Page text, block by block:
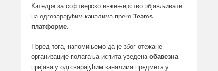
Катедре за софтверско инжењерство објављивати
на одговарајућим каналима преко Teams
платформе.
Поред тога, напомињемо да је због отежане
организације полагања испита уведена обавезна
пријава у одговарајућим каналима предмета у